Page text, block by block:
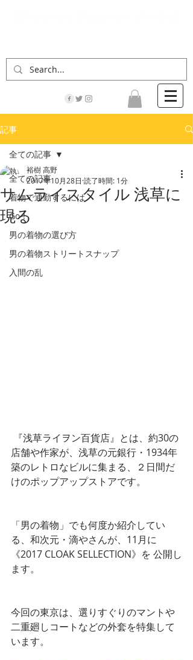
記事
全ての記事
着物で通勤するには
Go！
男の着物の選び方
男の着物ストリートスナップ
入間の乱
全ての記事
サムライスタイル 浅草に
現る
裕樹 高野
2017年10月28日 読了時間: 1分
店舗や作家が、浅草の元銀行・1934年
築のレトロなビルに集まる、２日間だ
けのポップアップストアです。
「男の着物」でも何度か紹介してい
る、和次元・滴やさんが、11月に
《2017 CLOAK SELLECTION》を 公開し
ます。
今回の東京は、選りすぐりのマントや
二重廻しコートなどの外套を特集して
います。